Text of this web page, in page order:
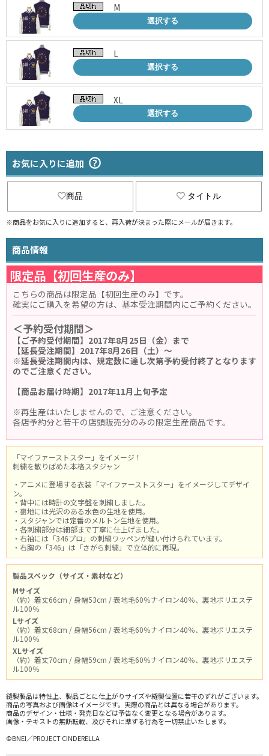
M
選択する
L
選択する
XL
選択する
お気に入りに追加
商品 タイトル
※商品をお気に入りに追加すると、再入荷が決まった際にメールが届きます。
商品情報
限定品【初回生産のみ】
こちらの商品は限定品【初回生産のみ】です。
確実にご購入を希望の方は、基本受注期間内にご予約ください。
＜予約受付期間＞
【ご予約受付期間】2017年8月25日（金）まで
【延長受注期間】2017年8月26日（土）～
※延長受注期間内は、規定数に達し次第予約受付終了となります
のでご注意ください。
【商品お届け時期】2017年11月上旬予定
※再生産はいたしませんので、ご注意ください。
各店予約分と若干の店頭販売分のみの限定生産商品です。
「マイファーストスター」をイメージ！
刺繍を散りばめた本格スタジャン
・アニメに登場する衣装「マイファーストスター」をイメージしてデザイ
ン。
・背中には時計の文字盤を刺繍しました。
・裏地には光沢のある水色の生地を使用。
・スタジャンでは定番のメルトン生地を使用。
・各刺繍部分は細部まで丁寧に仕上げました。
・右袖には「346プロ」の刺繍ワッペンが縫い付けられています。
・右胸の「346」は「さがら刺繍」で立体的に再現。
製品スペック（サイズ・素材など）
Mサイズ
（約）着丈66cm / 身幅53cm / 表地毛60％ナイロン40％、裏地ポリエステ
ル100％
Lサイズ
（約）着丈68cm / 身幅56cm / 表地毛60％ナイロン40％、裏地ポリエステ
ル100％
XLサイズ
（約）着丈70cm / 身幅59cm / 表地毛60％ナイロン40％、裏地ポリエステ
ル100％
縫製製品は特性上、製品ごとに仕上がりサイズや縫製位置に若干のずれがございます。
商品の写真および画像はイメージです。実際の商品とは異なる場合があります。
商品のデザイン・仕様・発売日などは予告なく変更となる場合があります。
画像・テキストの無断転載、及びそれに準ずる行為を一切禁止いたします。
©BNEI／PROJECT CINDERELLA